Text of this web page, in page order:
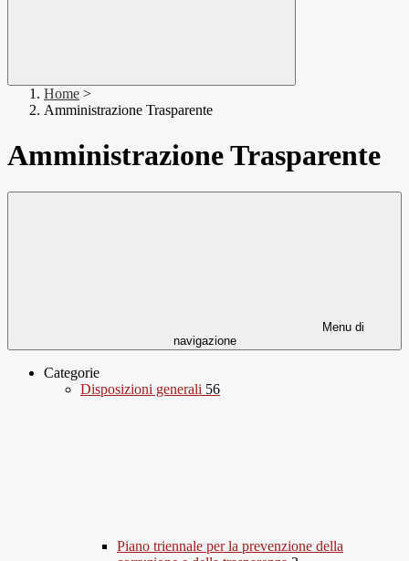
Home >
Amministrazione Trasparente
Amministrazione Trasparente
Menu di
navigazione
Categorie
Disposizioni generali 56
Piano triennale per la prevenzione della